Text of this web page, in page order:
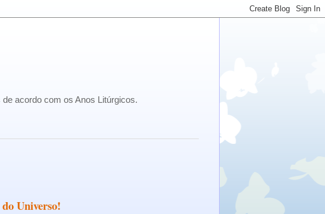
acordo com os Anos Litúrgicos.
Universo!